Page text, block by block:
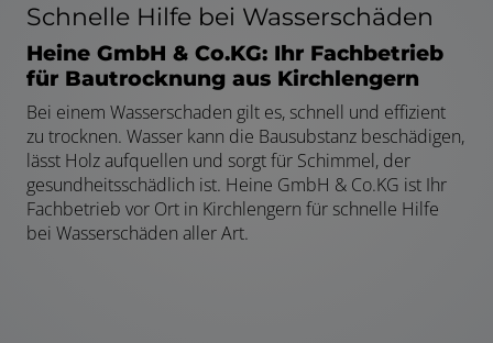
Schnelle Hilfe bei Wasserschäden
Heine GmbH & Co.KG: Ihr Fachbetrieb
für Bautrocknung aus Kirchlengern
Bei einem Wasserschaden gilt es, schnell und effizient
zu trocknen. Wasser kann die Bausubstanz beschädigen,
lässt Holz aufquellen und sorgt für Schimmel, der
gesundheitsschädlich ist. Heine GmbH & Co.KG ist Ihr
Fachbetrieb vor Ort in Kirchlengern für schnelle Hilfe
bei Wasserschäden aller Art.